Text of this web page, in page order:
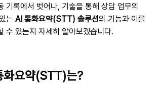
기록에서 벗어나, 기술을 통해 상담 업무의
는 AI 통화요약(STT) 솔루션의 기능과 이를
수 있는지 자세히 알아보겠습니다.
화요약(STT)는?